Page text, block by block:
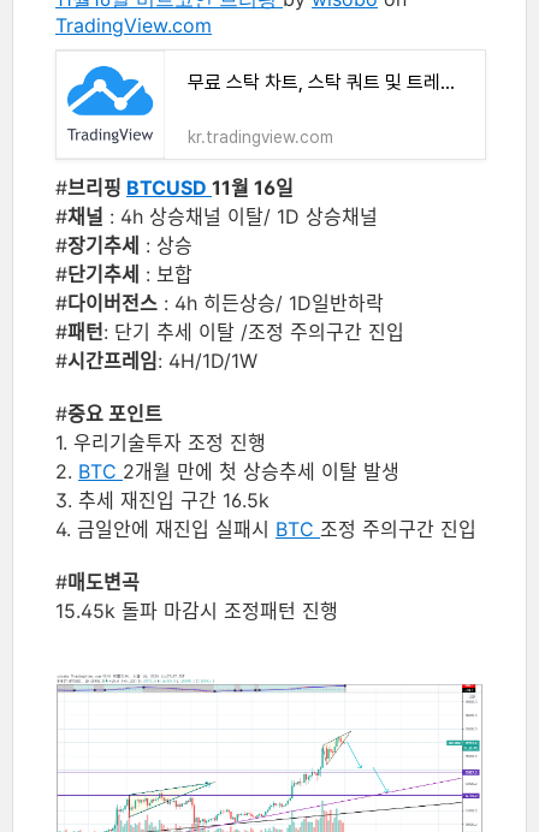
TradingView.com
무료 스탁 차트, 스탁 쿼트 및 트레이드 아이디어
kr.tradingview.com
#브리핑 BTCUSD 11월 16일
#채널 : 4h 상승채널 이탈/ 1D 상승채널
#장기추세 : 상승
#단기추세 : 보합
#다이버전스 : 4h 히든상승/ 1D일반하락
#패턴: 단기 추세 이탈 /조정 주의구간 진입
#시간프레임: 4H/1D/1W
#중요 포인트
1. 우리기술투자 조정 진행
2. BTC 2개월 만에 첫 상승추세 이탈 발생
3. 추세 재진입 구간 16.5k
4. 금일안에 재진입 실패시 BTC 조정 주의구간 진입
#매도변곡
15.45k 돌파 마감시 조정패턴 진행